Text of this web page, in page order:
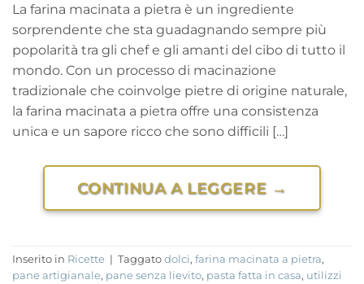
La farina macinata a pietra è un ingrediente
sorprendente che sta guadagnando sempre più
popolarità tra gli chef e gli amanti del cibo di tutto il
mondo. Con un processo di macinazione
tradizionale che coinvolge pietre di origine naturale,
la farina macinata a pietra offre una consistenza
unica e un sapore ricco che sono difficili […]
CONTINUA A LEGGERE →
Inserito in Ricette | Taggato dolci, farina macinata a pietra,
pane artigianale, pane senza lievito, pasta fatta in casa, utilizzi